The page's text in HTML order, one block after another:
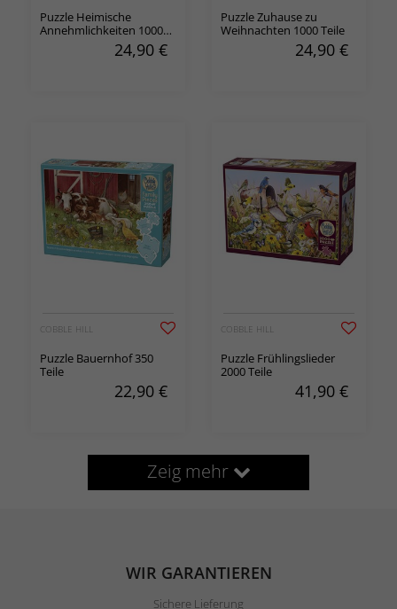
Puzzle Heimische
Annehmlichkeiten 1000
24,90 €
Puzzle Zuhause zu
Weihnachten 1000 Teile
24,90 €
COBBLE HILL
Puzzle Bauernhof 350
Teile
22,90 €
COBBLE HILL
Puzzle Frühlingslieder
2000 Teile
41,90 €
Zeig mehr
WIR GARANTIEREN
Sichere Lieferung